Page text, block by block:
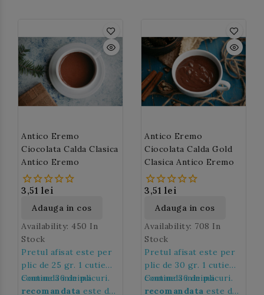
Antico Eremo
Ciocolata Calda Clasica
Antico Eremo
3,51 lei
Adauga in cos
Availability: 450 In
Stock
Pretul afisat este per
plic de 25 gr. 1 cutie
contine 36 de plicuri.
Comanda minima
recomandata este de
Antico Eremo
Ciocolata Calda Gold
Clasica Antico Eremo
3,51 lei
Adauga in cos
Availability: 708 In
Stock
Pretul afisat este per
plic de 30 gr. 1 cutie
contine 36 de plicuri.
Comanda minima
recomandata este de